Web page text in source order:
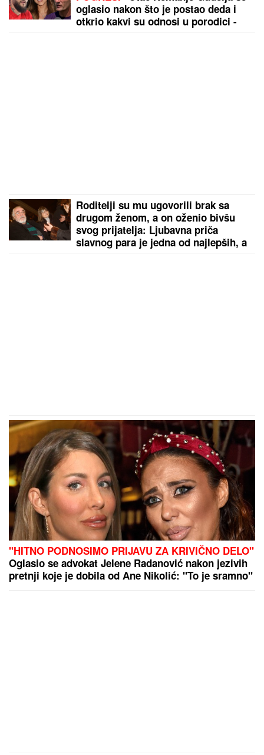
oglasio nakon što je postao deda i
otkrio kakvi su odnosi u porodici -
Roditelji su mu ugovorili brak sa
drugom ženom, a on oženio bivšu
svog prijatelja: Ljubavna priča
slavnog para je jedna od najlepših, a
"HITNO PODNOSIMO PRIJAVU ZA KRIVIČNO DELO"
Oglasio se advokat Jelene Radanović nakon jezivih
pretnji koje je dobila od Ane Nikolić: "To je sramno"